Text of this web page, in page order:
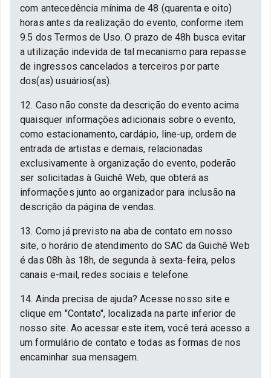
com antecedência mínima de 48 (quarenta e oito)
horas antes da realização do evento, conforme item
9.5 dos Termos de Uso. O prazo de 48h busca evitar
a utilização indevida de tal mecanismo para repasse
de ingressos cancelados a terceiros por parte
dos(as) usuários(as).
12. Caso não conste da descrição do evento acima
quaisquer informações adicionais sobre o evento,
como estacionamento, cardápio, line-up, ordem de
entrada de artistas e demais, relacionadas
exclusivamente à organização do evento, poderão
ser solicitadas à Guichê Web, que obterá as
informações junto ao organizador para inclusão na
descrição da página de vendas.
13. Como já previsto na aba de contato em nosso
site, o horário de atendimento do SAC da Guichê Web
é das 08h às 18h, de segunda à sexta-feira, pelos
canais e-mail, redes sociais e telefone.
14. Ainda precisa de ajuda? Acesse nosso site e
clique em "Contato", localizada na parte inferior de
nosso site. Ao acessar este item, você terá acesso a
um formulário de contato e todas as formas de nos
encaminhar sua mensagem.